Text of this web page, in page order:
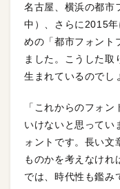
名古屋、横浜の都市
中）、さらに2015
めの「都市フォント
ました。こうした取
生まれているのでし
「これからのフォ
いけないと思ってい
ォントです。長い文
ものかを考えなけれ
では、時代性も鑑み